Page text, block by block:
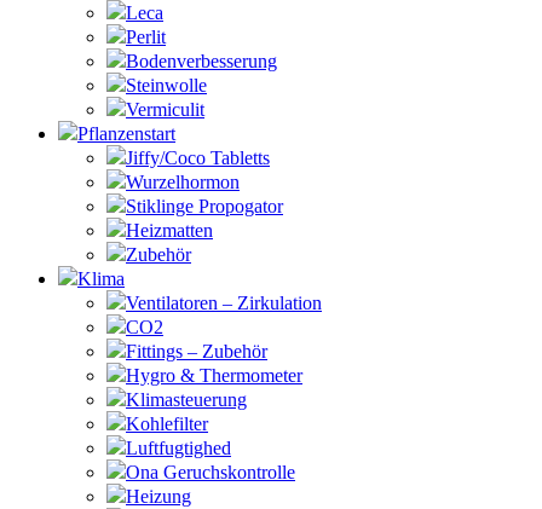
Leca
Perlit
Bodenverbesserung
Steinwolle
Vermiculit
Pflanzenstart
Jiffy/Coco Tabletts
Wurzelhormon
Stiklinge Propogator
Heizmatten
Zubehör
Klima
Ventilatoren – Zirkulation
CO2
Fittings – Zubehör
Hygro & Thermometer
Klimasteuerung
Kohlefilter
Luftfugtighed
Ona Geruchskontrolle
Heizung